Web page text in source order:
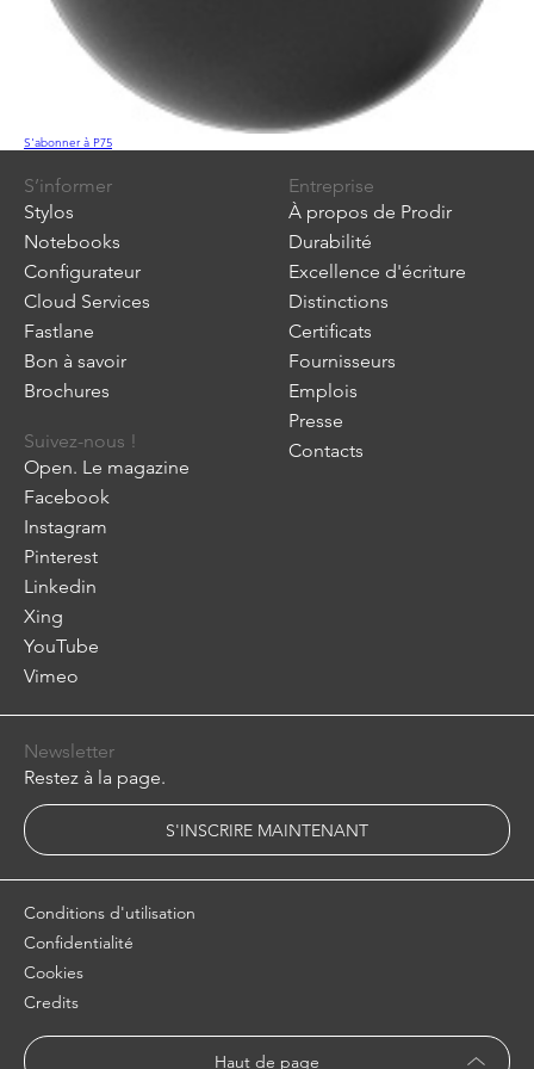
S'abonner à P75
S’informer
Stylos
Notebooks
Configurateur
Cloud Services
Fastlane
Bon à savoir
Brochures
Entreprise
À propos de Prodir
Durabilité
Excellence d'écriture
Distinctions
Certificats
Fournisseurs
Emplois
Presse
Contacts
Suivez-nous !
Open. Le magazine
Facebook
Instagram
Pinterest
Linkedin
Xing
YouTube
Vimeo
Newsletter
Restez à la page.
S'INSCRIRE MAINTENANT
Haut de page
Conditions d'utilisation
Confidentialité
Cookies
Credits